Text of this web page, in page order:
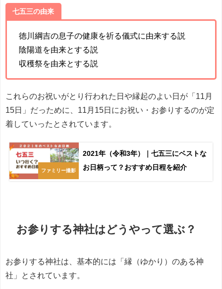
七五三の由来
徳川綱吉の息子の健康を祈る儀式に由来する説
陰陽道を由来とする説
収穫祭を由来とする説
これらのお祝いがとり行われた日や縁起のよい日が「11月
15日」だっために、11月15日にお祝い・お参りするのが定
着していったとされています。
ファミリー撮影
2021年（令和3年）｜七五三にベストな
お日柄って？おすすめ日程を紹介
お参りする神社はどうやって選ぶ？
お参りする神社は、基本的には「縁（ゆかり）のある神
社」とされています。